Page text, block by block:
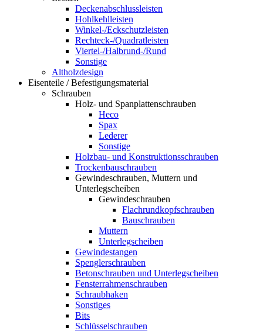
Deckenabschlussleisten
Hohlkehlleisten
Winkel-/Eckschutzleisten
Rechteck-/Quadratleisten
Viertel-/Halbrund-/Rund
Sonstige
Altholzdesign
Eisenteile / Befestigungsmaterial
Schrauben
Holz- und Spanplattenschrauben
Heco
Spax
Lederer
Sonstige
Holzbau- und Konstruktionsschrauben
Trockenbauschrauben
Gewindeschrauben, Muttern und
Unterlegscheiben
Gewindeschrauben
Flachrundkopfschrauben
Bauschrauben
Muttern
Unterlegscheiben
Gewindestangen
Spenglerschrauben
Betonschrauben und Unterlegscheiben
Fensterrahmenschrauben
Schraubhaken
Sonstiges
Bits
Schlüsselschrauben